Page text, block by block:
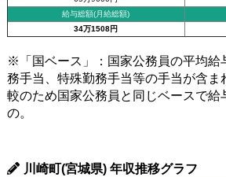
給与総額(月給総額)
34万1508円
※「国ベース」：国家公務員の平均給
務手当、特殊勤務手当等の手当が含ま
較のため国家公務員と同じベースで給
の。
川崎町(宮城県) 年収推移グラフ